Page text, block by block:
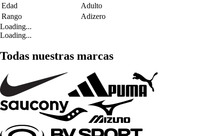
Edad
Adulto
Rango
Adizero
Loading...
Loading...
Todas nuestras marcas